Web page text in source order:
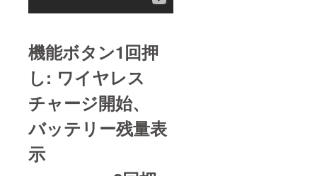
機能ボタン1回押
し: ワイヤレス
チャージ開始、
バッテリー残量表
示